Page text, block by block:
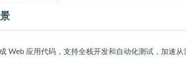
Web 应用代码，支持全栈开发和自动化测试，加速从